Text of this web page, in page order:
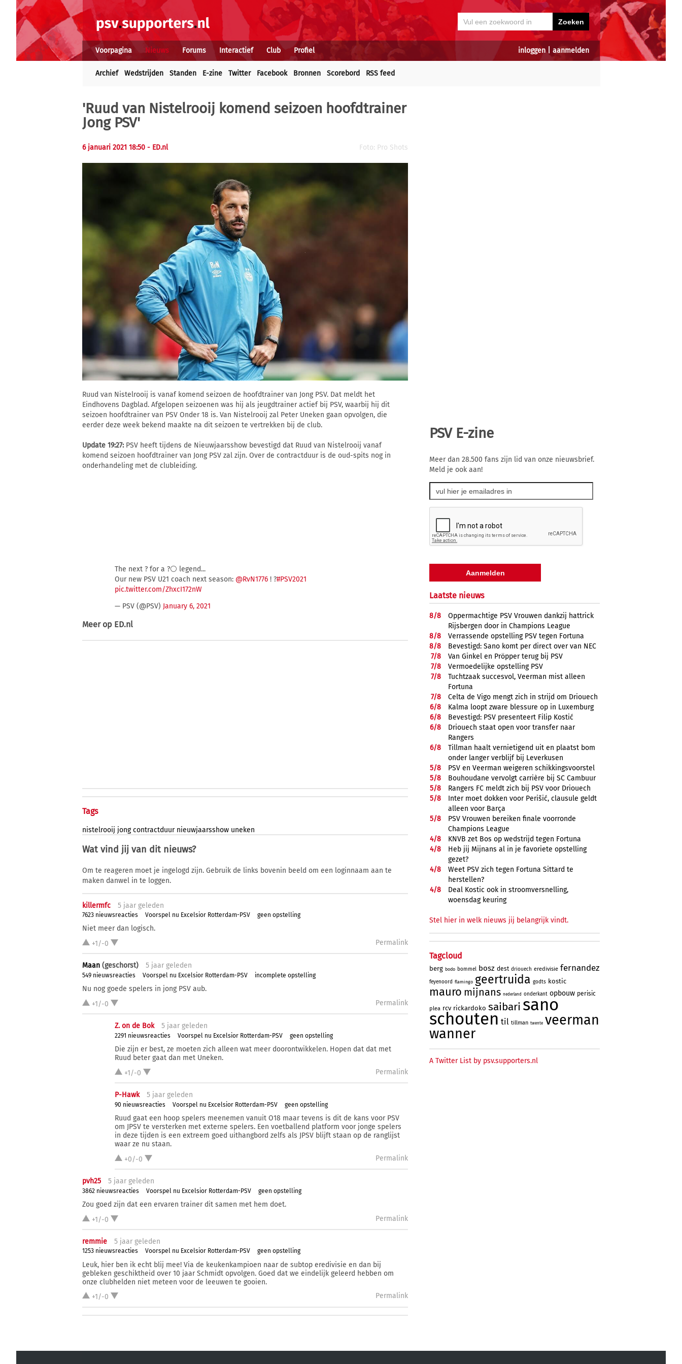
inloggen| aanmelden
Voorpagina Nieuws Forums Interactief Club Profiel
Archief Wedstrijden Standen E-zine Twitter Facebook Bronnen Scorebord RSS feed
'Ruud van Nistelrooij komend seizoen hoofdtrainer
Jong PSV'
6 januari 2021 18:50 - ED.nl Foto: Pro Shots
Ruud van Nistelrooij is vanaf komend seizoen de hoofdtrainer van Jong PSV. Dat meldt het
Eindhovens Dagblad. Afgelopen seizoenen was hij als jeugdtrainer actief bij PSV, waarbij hij dit
seizoen hoofdtrainer van PSV Onder 18 is. Van Nistelrooij zal Peter Uneken gaan opvolgen, die
eerder deze week bekend maakte na dit seizoen te vertrekken bij de club.
Update 19:27:PSV heeft tijdens de Nieuwjaarsshow bevestigd dat Ruud van Nistelrooij vanaf
komend seizoen hoofdtrainer van Jong PSV zal zijn. Over de contractduur is de oud-spits nog in
onderhandeling met de clubleiding.
The next ? for a ?⚪ legend...
Our new PSV U21 coach next season: @RvN1776 ! ?#PSV2021
pic.twitter.com/ZhxcI172nW
— PSV (@PSV) January 6, 2021
Meer op ED.nl
Tags
nistelrooij jong contractduur nieuwjaarsshow uneken
Wat vind jij van dit nieuws?
Om te reageren moet je ingelogd zijn. Gebruik de links bovenin beeld om een loginnaam aan te
maken danwel in te loggen.
killermfc 5 jaar geleden
7623 nieuwsreacties Voorspel nu Excelsior Rotterdam-PSV geen opstelling
Niet meer dan logisch.
+1/-0
Permalink
Maan (geschorst) 5 jaar geleden
549 nieuwsreacties Voorspel nu Excelsior Rotterdam-PSV incomplete opstelling
Nu nog goede spelers in jong PSV aub.
+1/-0
Permalink
Z. on de Bok 5 jaar geleden
2291 nieuwsreacties Voorspel nu Excelsior Rotterdam-PSV geen opstelling
Die zijn er best, ze moeten zich alleen wat meer doorontwikkelen. Hopen dat dat met
Ruud beter gaat dan met Uneken.
+1/-0
Permalink
P-Hawk 5 jaar geleden
90 nieuwsreacties Voorspel nu Excelsior Rotterdam-PSV geen opstelling
Ruud gaat een hoop spelers meenemen vanuit O18 maar tevens is dit de kans voor PSV
om JPSV te versterken met externe spelers. Een voetballend platform voor jonge spelers
in deze tijden is een extreem goed uithangbord zelfs als JPSV blijft staan op de ranglijst
waar ze nu staan.
+0/-0
Permalink
pvh25 5 jaar geleden
3862 nieuwsreacties Voorspel nu Excelsior Rotterdam-PSV geen opstelling
Zou goed zijn dat een ervaren trainer dit samen met hem doet.
+1/-0
Permalink
remmie 5 jaar geleden
1253 nieuwsreacties Voorspel nu Excelsior Rotterdam-PSV geen opstelling
Leuk, hier ben ik echt blij mee! Via de keukenkampioen naar de subtop eredivisie en dan bij
gebleken geschiktheid over 10 jaar Schmidt opvolgen. Goed dat we eindelijk geleerd hebben om
onze clubhelden niet meteen voor de leeuwen te gooien.
+1/-0
Permalink
PSV E-zine
Meer dan 28.500 fans zijn lid van onze nieuwsbrief.
Meld je ook aan!
Laatste nieuws
8/8
Oppermachtige PSV Vrouwen dankzij hattrick
Rijsbergen door in Champions League
8/8
Verrassende opstelling PSV tegen Fortuna
8/8
Bevestigd: Sano komt per direct over van NEC
7/8
Van Ginkel en Pröpper terug bij PSV
7/8
Vermoedelijke opstelling PSV
7/8
Tuchtzaak succesvol, Veerman mist alleen
Fortuna
7/8
Celta de Vigo mengt zich in strijd om Driouech
6/8
Kalma loopt zware blessure op in Luxemburg
6/8
Bevestigd: PSV presenteert Filip Kostić
6/8
Driouech staat open voor transfer naar
Rangers
6/8
Tillman haalt vernietigend uit en plaatst bom
onder langer verblijf bij Leverkusen
5/8
PSV en Veerman weigeren schikkingsvoorstel
5/8
Bouhoudane vervolgt carrière bij SC Cambuur
5/8
Rangers FC meldt zich bij PSV voor Driouech
5/8
Inter moet dokken voor Perišić, clausule geldt
alleen voor Barça
5/8
PSV Vrouwen bereiken finale voorronde
Champions League
4/8
KNVB zet Bos op wedstrijd tegen Fortuna
4/8
Heb jij Mijnans al in je favoriete opstelling
gezet?
4/8
Weet PSV zich tegen Fortuna Sittard te
herstellen?
4/8
Deal Kostic ook in stroomversnelling,
woensdag keuring
Stel hier in welk nieuws jij belangrijk vindt.
Tagcloud
berg bodo bommel bosz dest driouech eredivisie fernandez
feyenoord flamingo geertruida godts kostic
mauro mijnans nederland onderkant opbouw perisic
plea rcv rickardoko saibari sano
schouten til tillman twente veerman
wanner
A Twitter List by psv.supporters.nl